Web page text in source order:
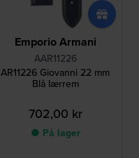
Emporio Armani
AAR11226
AR11226 Giovanni 22 mm
Blå lærrem
702,00 kr
● På lager